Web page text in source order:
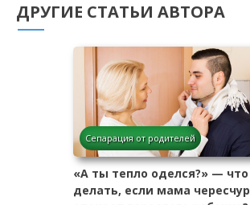
ДРУГИЕ СТАТЬИ АВТОРА
Сепарация от родителей
«А ты тепло оделся?» — что
делать, если мама чересчур